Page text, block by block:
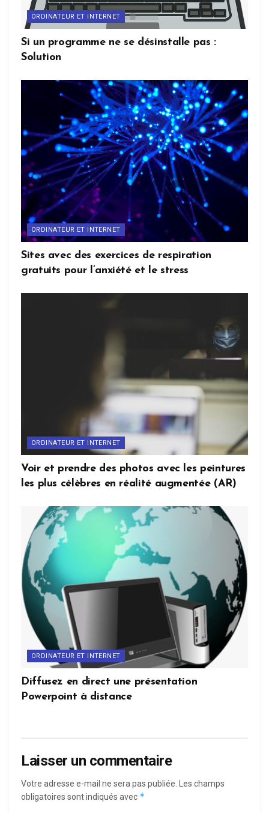
ORDINATEUR ET INTERNET
Si un programme ne se désinstalle pas :
Solution
ORDINATEUR ET INTERNET
Sites avec des exercices de respiration
gratuits pour l’anxiété et le stress
ORDINATEUR ET INTERNET
Voir et prendre des photos avec les peintures
les plus célèbres en réalité augmentée (AR)
ORDINATEUR ET INTERNET
Diffusez en direct une présentation
Powerpoint à distance
Laisser un commentaire
Votre adresse e-mail ne sera pas publiée. Les champs
obligatoires sont indiqués avec *